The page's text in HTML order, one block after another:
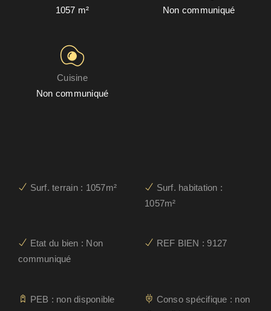
1057 m²
Non communiqué
Cuisine
Non communiqué
Surf. terrain : 1057m²
Surf. habitation :
1057m²
Etat du bien : Non
communiqué
REF BIEN : 9127
PEB : non disponible
Conso spécifique : non